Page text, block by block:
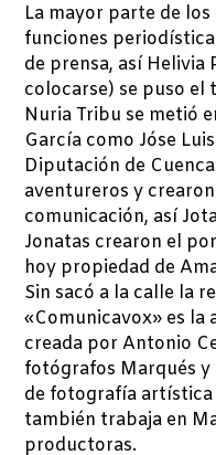
La mayor parte de
funciones
de prensa, así Helivia
colocarse) se puso el
Nuria Tribu se metió
García como Jóse
Diputación de
aventureros y
comunicación, así
Jonatas crearon el
hoy propiedad de
Sin sacó a la calle la
«Comunicavox» es la
creada por Antonio
fotógrafos Marqués
de fotografía
también trabaja en
productoras.